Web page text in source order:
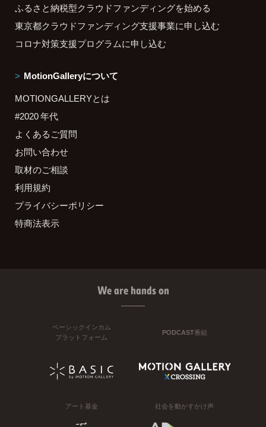
ふるさと納税型クラウドファンディングを始める
東京都クラウドファンディング支援事業に申し込む
コロナ対策支援プログラムに申し込む
MotionGalleryについて
MOTIONGALLERYとは
#2020 年代
よくあるご質問
お問い合わせ
取材のご相談
利用規約
プライバシーポリシー
特商法表示
We are hands on
ベーシックインカム
プラットフォーム
PODCAST番組
アート基金 社会を動かすかけ声